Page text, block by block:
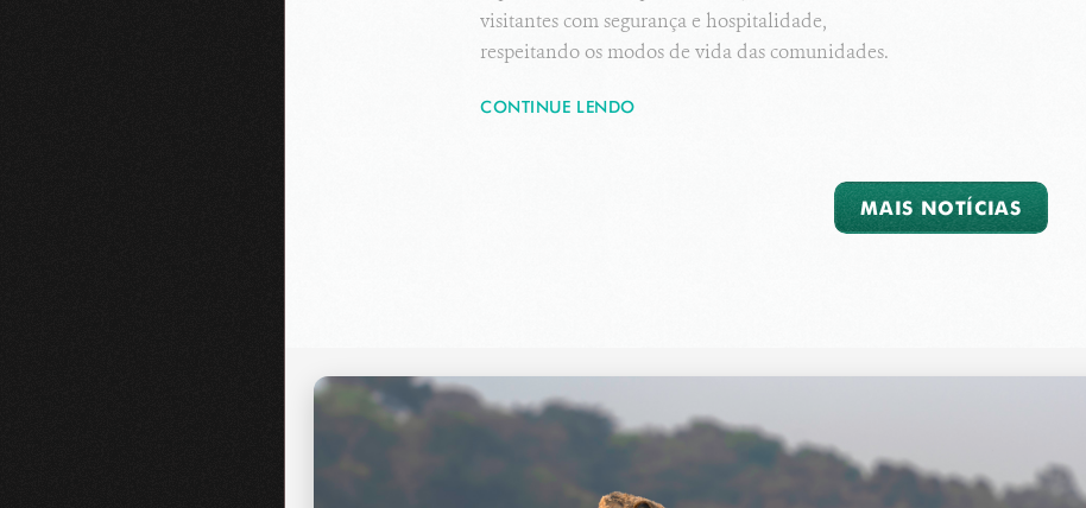
visitantes com segurança e hospitalidade,
respeitando os modos de vida das comunidades.
CONTINUE LENDO
MAIS NOTÍCIAS